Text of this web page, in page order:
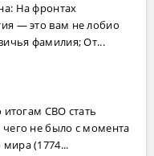
На фронтах
— это вам не лобио
фамилия; От...
итогам СВО стать
не было с момента
(1774...